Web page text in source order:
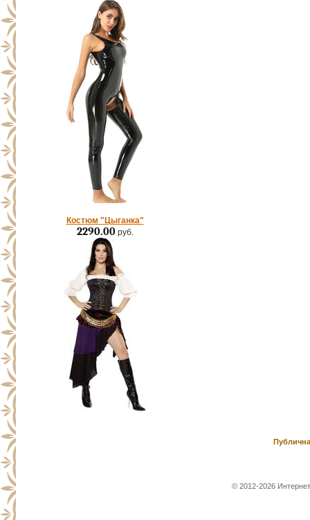
Костюм "Цыганка"
2290.00руб.
© 2012-2026